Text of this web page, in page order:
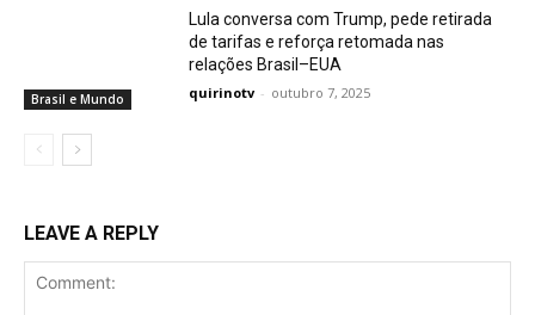
Brasil e Mundo
Lula conversa com Trump, pede retirada
de tarifas e reforça retomada nas
relações Brasil–EUA
quirinotv - outubro 7, 2025
LEAVE A REPLY